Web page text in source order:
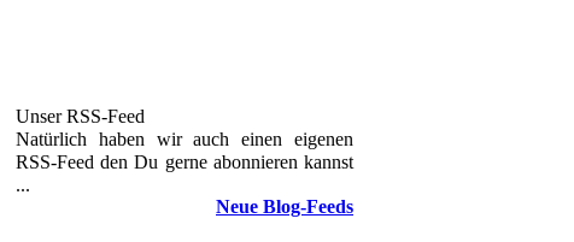
Unser RSS-Feed
Natürlich haben wir auch einen eigenen
RSS-Feed den Du gerne abonnieren kannst
...
Neue Blog-Feeds